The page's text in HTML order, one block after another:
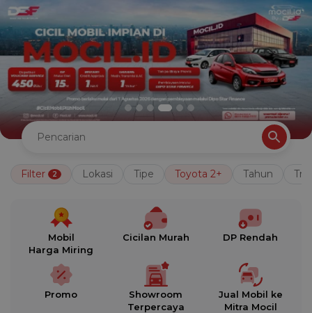
Filter 2 Lokasi Tipe Toyota 2+ Tahun
Mobil
Harga Miring
Cicilan Murah DP Rendah
Promo
Showroom
Terpercaya
Jual Mobil ke
Mitra Mocil